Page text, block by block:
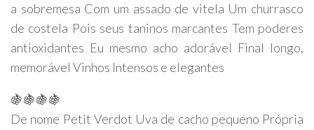
a sobremesa Com um assado de vitela Um churrasco
de costela Pois seus taninos marcantes Tem poderes
antioxidantes Eu mesmo acho adorável Final longo,
memorável Vinhos Intensos e elegantes
🍇🍇🍇🍇
De nome Petit Verdot Uva de cacho pequeno Própria